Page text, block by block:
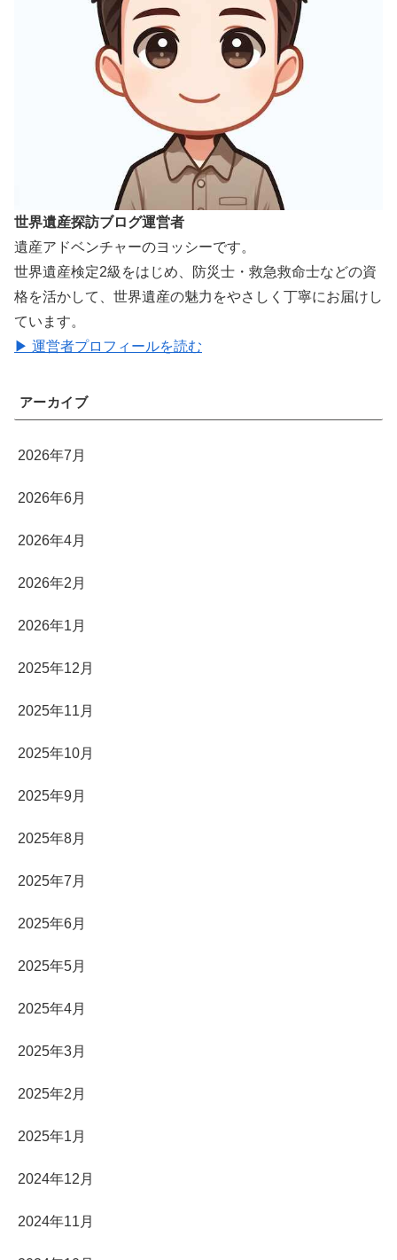
世界遺産探訪ブログ運営者
遺産アドベンチャーのヨッシーです。
世界遺産検定2級をはじめ、防災士・救急救命士などの資
格を活かして、世界遺産の魅力をやさしく丁寧にお届けし
ています。
▶ 運営者プロフィールを読む
アーカイブ
2026年7月
2026年6月
2026年4月
2026年2月
2026年1月
2025年12月
2025年11月
2025年10月
2025年9月
2025年8月
2025年7月
2025年6月
2025年5月
2025年4月
2025年3月
2025年2月
2025年1月
2024年12月
2024年11月